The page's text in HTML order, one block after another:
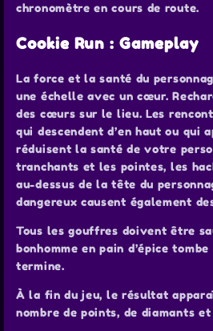
chronomètre en cours de route.
Cookie Run : Gameplay
La force et la santé du
une échelle avec un cœur.
des cœurs sur le lieu. Les
qui descendent d’en haut ou qui
réduisent la santé de votre
tranchants et les pointes, les
au-dessus de la tête du
dangereux causent également
Tous les gouffres doivent être
bonhomme en pain d’épice
termine.
À la fin du jeu, le résultat
nombre de points, de diamants et